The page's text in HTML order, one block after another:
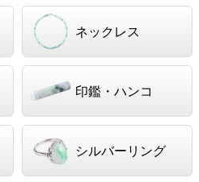
ネックレス
印鑑・ハンコ
シルバーリング